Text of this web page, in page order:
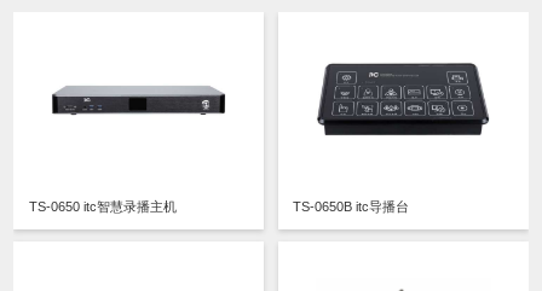
TS-0650 itc智慧录播主机 TS-0650B itc导播台